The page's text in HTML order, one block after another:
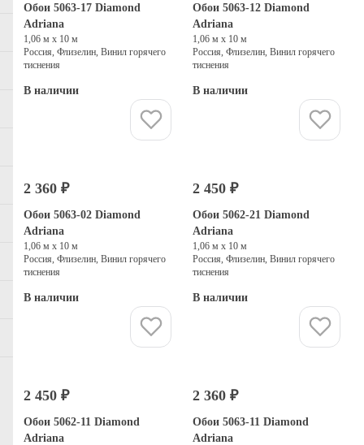
Обои 5063-17 Diamond
Adriana
1,06 м х 10 м
Россия, Флизелин, Винил горячего
тиснения
В наличии
Обои 5063-12 Diamond
Adriana
1,06 м х 10 м
Россия, Флизелин, Винил горячего
тиснения
В наличии
2 360 ₽
Обои 5063-02 Diamond
Adriana
1,06 м х 10 м
Россия, Флизелин, Винил горячего
тиснения
В наличии
2 450 ₽
Обои 5062-21 Diamond
Adriana
1,06 м х 10 м
Россия, Флизелин, Винил горячего
тиснения
В наличии
2 450 ₽
Обои 5062-11 Diamond
Adriana
2 360 ₽
Обои 5063-11 Diamond
Adriana